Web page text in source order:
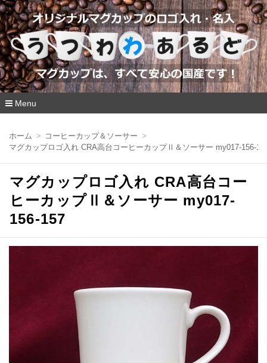
Menu
ホーム
コーヒーカップ＆ソーサー
マグカップロゴ入れ CRA高台コーヒーカップⅡ＆ソーサー my017-156-
マグカップロゴ入れ CRA高台コー
ヒーカップⅡ＆ソーサー my017-
156-157